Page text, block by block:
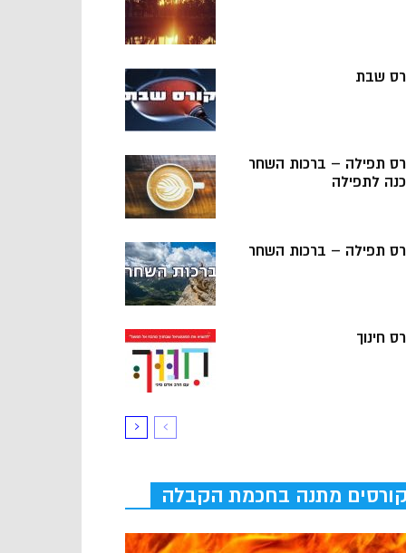
שבת
תפילה – ברכות השחר
לתפילה
תפילה – ברכות השחר
חינוך
קורסים מתנה בחכמת הקבלה